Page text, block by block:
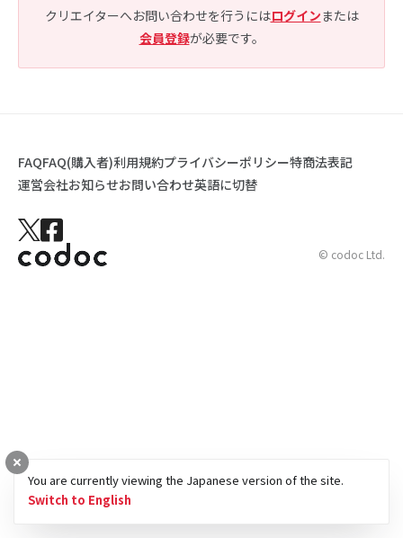
クリエイターへお問い合わせを行うにはログインまたは
会員登録が必要です。
FAQFAQ(購入者)利用規約プライバシーポリシー特商法表記
運営会社お知らせお問い合わせ英語に切替
© codoc Ltd.
You are currently viewing the Japanese version of the site.
Switch to English